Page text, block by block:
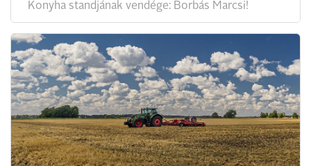
Konyha standjának vendége: Borbás Marcsi!